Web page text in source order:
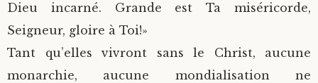
Dieu incarné. Grande est Ta miséricorde,
Seigneur, gloire à Toi!»
Tant qu’elles vivront sans le Christ, aucune
monarchie, aucune mondialisation ne